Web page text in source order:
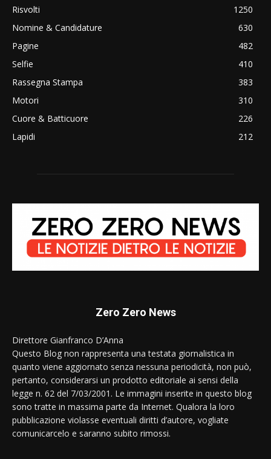
Risvolti
1250
Nomine & Candidature
630
Pagine
482
Selfie
410
Rassegna Stampa
383
Motori
310
Cuore & Batticuore
226
Lapidi
212
Zero Zero News
Direttore Gianfranco D’Anna
Questo Blog non rappresenta una testata giornalistica in
quanto viene aggiornato senza nessuna periodicità, non può,
pertanto, considerarsi un prodotto editoriale ai sensi della
legge n. 62 del 7/03/2001. Le immagini inserite in questo blog
sono tratte in massima parte da Internet. Qualora la loro
pubblicazione violasse eventuali diritti d’autore, vogliate
comunicarcelo e saranno subito rimossi.